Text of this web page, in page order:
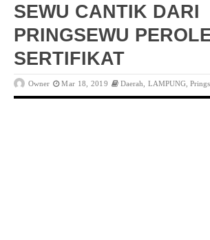
SEWU CANTIK DARI
PRINGSEWU
SERTIFIKAT
Owner Mar 18, 2019 Daerah LAMPUNG,